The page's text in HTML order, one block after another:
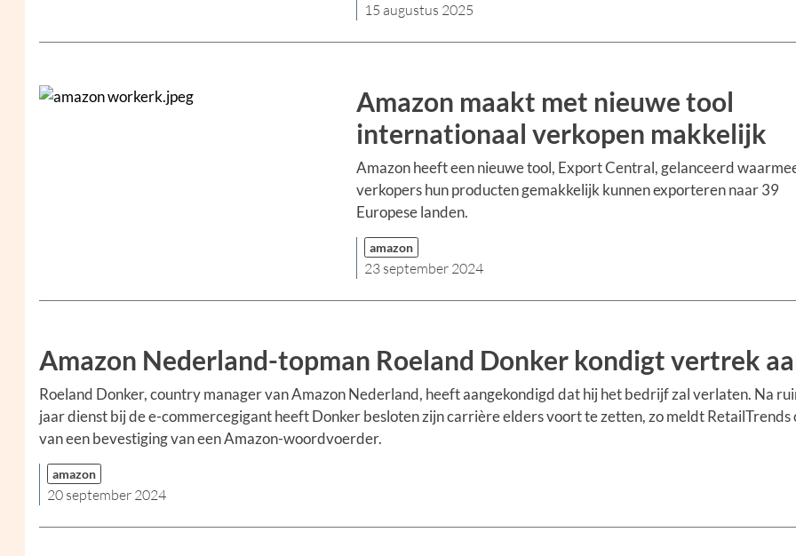
15 augustus 2025
Amazon maakt met nieuwe tool
internationaal verkopen makkelijk
Amazon heeft een nieuwe tool, Export Central, gelanceerd
verkopers hun producten gemakkelijk kunnen exporteren naar 39
Europese landen.
amazon
23 september 2024
Amazon Nederland-topman Roeland Donker kondigt vertrek
Roeland Donker, country manager van Amazon Nederland, heeft aangekondigd dat hij het bedrijf zal verlaten. Na
jaar dienst bij de e-commercegigant heeft Donker besloten zijn carrière elders voort te zetten, zo meldt RetailTrends
van een bevestiging van een Amazon-woordvoerder.
amazon
20 september 2024